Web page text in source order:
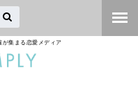
が集まる恋愛メディア